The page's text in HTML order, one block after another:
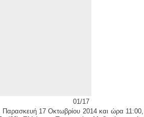
01/17
Παρασκευή 17 Οκτωβρίου 2014 και ώρα 11:00,